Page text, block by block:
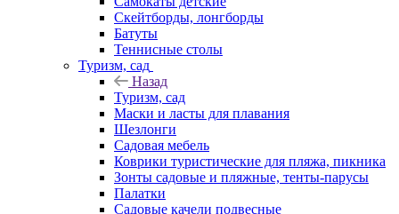
Скейтборды, лонгборды
Батуты
Теннисные столы
Туризм, сад
Назад
Туризм, сад
Маски и ласты для плавания
Шезлонги
Садовая мебель
Коврики туристические для пляжа, пикника
Зонты садовые и пляжные, тенты-парусы
Палатки
Садовые качели подвесные